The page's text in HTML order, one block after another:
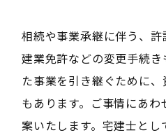
相続や事業承継に伴う、
建業免許などの変更手続
た事業を引き継ぐために
もあります。ご事情にあ
案いたします。宅建士と